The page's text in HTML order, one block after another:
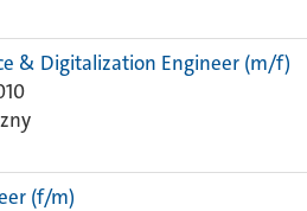
& Digitalization Engineer (m/f)
(f/m)